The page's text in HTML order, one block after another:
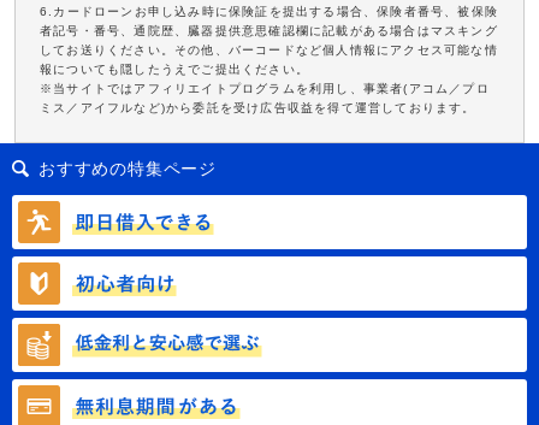
6.カードローンお申し込み時に保険証を提出する場合、保険者番号、被保険
者記号・番号、通院歴、臓器提供意思確認欄に記載がある場合はマスキング
してお送りください。その他、バーコードなど個人情報にアクセス可能な情
報についても隠したうえでご提出ください。
※当サイトではアフィリエイトプログラムを利用し、事業者(アコム／プロ
ミス／アイフルなど)から委託を受け広告収益を得て運営しております。
おすすめの特集ページ